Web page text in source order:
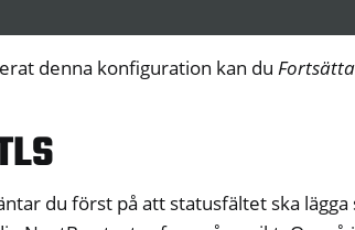
denna konfiguration kan du
du först på att statusfältet ska